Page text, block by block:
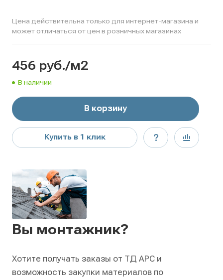
Цена действительна только для интернет-магазина и
может отличаться от цен в розничных магазинах
456 руб./м2
В наличии
В корзину
Купить в 1 клик
Вы монтажник?
Хотите получать заказы от ТД АРС и
возможность закупки материалов по